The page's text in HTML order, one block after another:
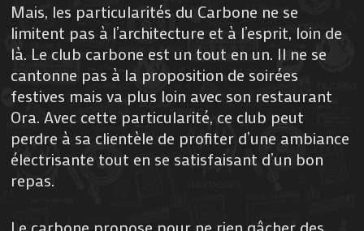
Mais, les particularités du Carbone ne se
limitent pas à l’architecture et à l’esprit, loin de
là. Le club carbone est un tout en un. Il ne se
cantonne pas à la proposition de soirées
festives mais va plus loin avec son restaurant
Ora. Avec cette particularité, ce club peut
perdre à sa clientèle de profiter d’une ambiance
électrisante tout en se satisfaisant d’un bon
repas.